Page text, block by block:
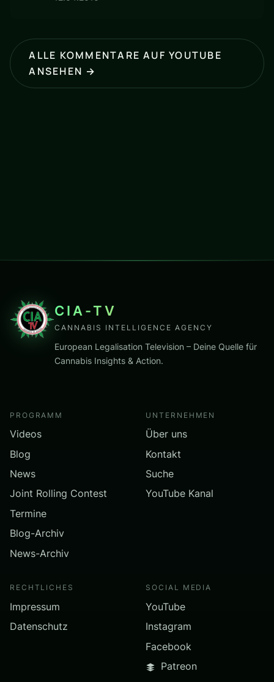
ALLE KOMMENTARE AUF YOUTUBE
ANSEHEN →
CIA-TV
CANNABIS INTELLIGENCE AGENCY
European Legalisation Television – Deine Quelle für
Cannabis Insights & Action.
PROGRAMM
Videos
Blog
News
Joint Rolling Contest
Termine
Blog-Archiv
News-Archiv
UNTERNEHMEN
Über uns
Kontakt
Suche
YouTube Kanal
RECHTLICHES
Impressum
Datenschutz
SOCIAL MEDIA
YouTube
Instagram
Facebook
Patreon